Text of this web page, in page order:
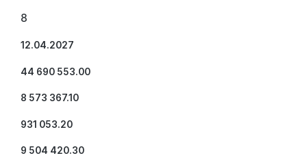
8
12.04.2027
44 690 553.00
8 573 367.10
931 053.20
9 504 420.30